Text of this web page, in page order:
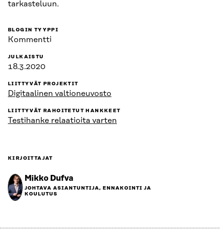
tarkasteluun.
BLOGIN TYYPPI
Kommentti
JULKAISTU
18.3.2020
LIITTYVÄT PROJEKTIT
Digitaalinen valtioneuvosto
LIITTYVÄT RAHOITETUT HANKKEET
Testihanke relaatioita varten
KIRJOITTAJAT
Mikko Dufva
JOHTAVA ASIANTUNTIJA, ENNAKOINTI JA
KOULUTUS